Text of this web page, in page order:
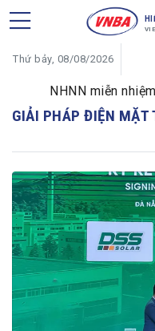
Thứ bảy, 08/08/2026
NHNN miễn
GIẢI PHÁP ĐIỆN MẶT